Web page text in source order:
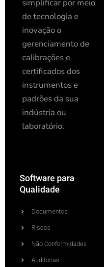
simplificar por meio
de tecnologia e
inovação o
gerenciamento de
calibrações e
certificados dos
instrumentos e
padrões da sua
indústria ou
laboratório.
Software para
Qualidade
Documentos
Riscos
Não Conformidades
Auditorias